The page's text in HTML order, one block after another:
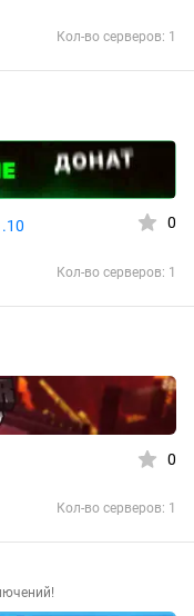
Кол-во серверов: 1
0
Кол-во серверов: 1
0
Кол-во серверов: 1